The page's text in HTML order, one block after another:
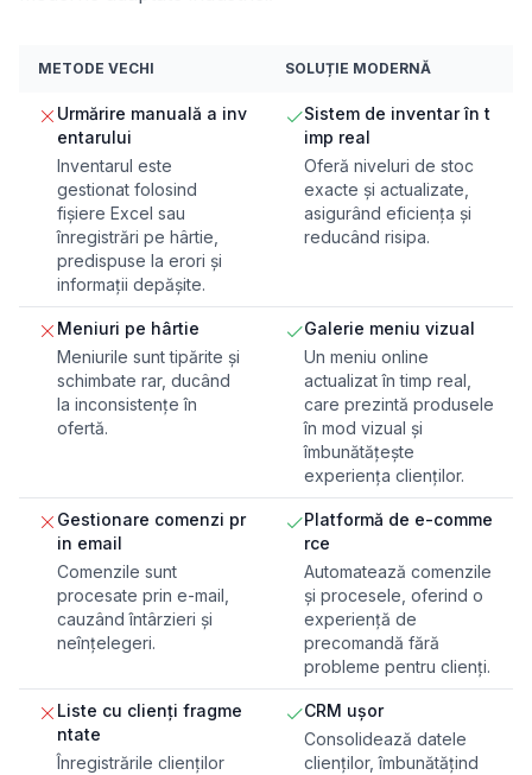
METODE VECHI SOLUȚIE MODERNĂ
Urmărire manuală a inv
entarului
Inventarul este
gestionat folosind
fișiere Excel sau
înregistrări pe hârtie,
predispuse la erori și
informații depășite.
Sistem de inventar în t
imp real
Oferă niveluri de stoc
exacte și actualizate,
asigurând eficiența și
reducând risipa.
Meniuri pe hârtie
Meniurile sunt tipărite și
schimbate rar, ducând
la inconsistențe în
ofertă.
Galerie meniu vizual
Un meniu online
actualizat în timp real,
care prezintă produsele
în mod vizual și
îmbunătățește
experiența clienților.
Gestionare comenzi pr
in email
Comenzile sunt
procesate prin e-mail,
cauzând întârzieri și
neînțelegeri.
Platformă de e-comme
rce
Automatează comenzile
și procesele, oferind o
experiență de
precomandă fără
probleme pentru clienți.
Liste cu clienți fragme
ntate
Înregistrările clienților
CRM ușor
Consolidează datele
clienților, îmbunătățind